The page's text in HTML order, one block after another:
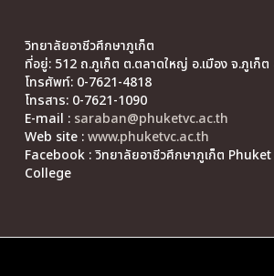
วิทยาลัยอาชีวศึกษาภูเก็ต
ที่อยู่: 512 ถ.ภูเก็ต ต.ตลาดใหญ่ อ.เมือง จ.ภูเก็ต
โทรศัพท์: 0-7621-4818
โทรสาร: 0-7621-1090
E-mail : saraban@phuketvc.ac.th
Web site :www.phuketvc.ac.th
Facebook : วิทยาลัยอาชีวศึกษาภูเก็ต
College